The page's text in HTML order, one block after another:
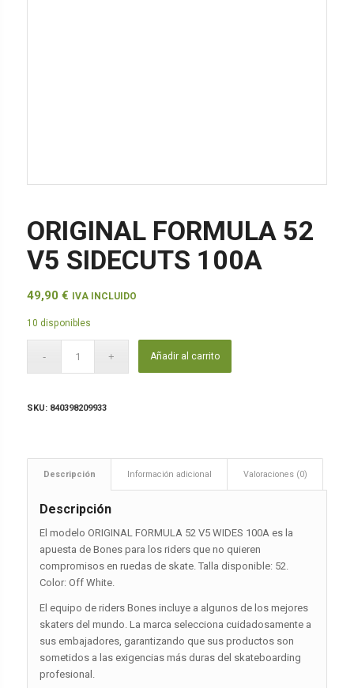
ORIGINAL FORMULA 52
V5 SIDECUTS 100A
49,90 € IVA INCLUIDO
10 disponibles
Añadir al carrito
SKU: 840398209933
Descripción Información adicional Valoraciones (0)
Descripción
El modelo ORIGINAL FORMULA 52 V5 WIDES 100A es la
apuesta de Bones para los riders que no quieren
compromisos en ruedas de skate. Talla disponible: 52.
Color: Off White.
El equipo de riders Bones incluye a algunos de los mejores
skaters del mundo. La marca selecciona cuidadosamente a
sus embajadores, garantizando que sus productos son
sometidos a las exigencias más duras del skateboarding
profesional.